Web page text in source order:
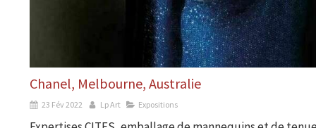
Chanel, Melbourne, Australie
23 Fév 2022 Lp Art Expositions